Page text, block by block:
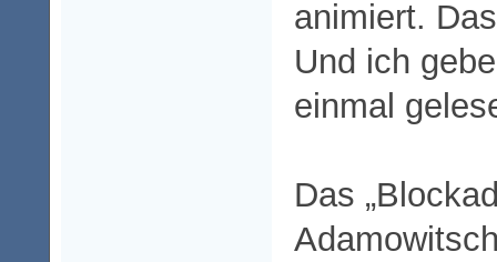
animiert.
Und ich
einmal
Das